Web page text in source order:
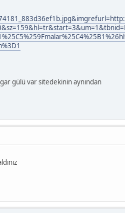
gülü var sitedekinin aynından